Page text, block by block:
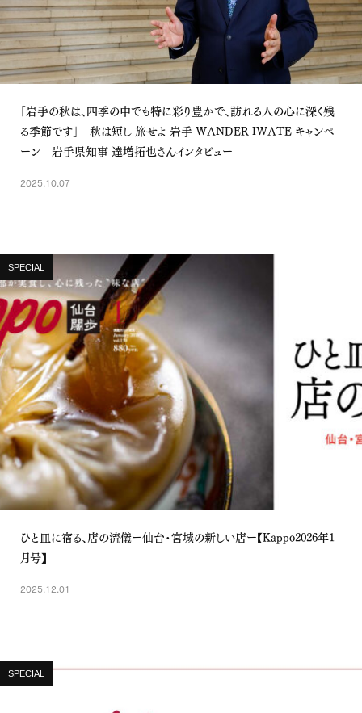
「岩手の秋は、四季の中でも特に彩り豊かで、訪れる人の心に深く残
る季節です」 秋は短し 旅せよ 岩手 WANDER IWATE キャンペ
ーン 岩手県知事 達増拓也さんインタビュー
2025.10.07
SPECIAL
ひと皿に宿る、店の流儀ー仙台・宮城の新しい店ー【Kappo2026年1
月号】
2025.12.01
SPECIAL